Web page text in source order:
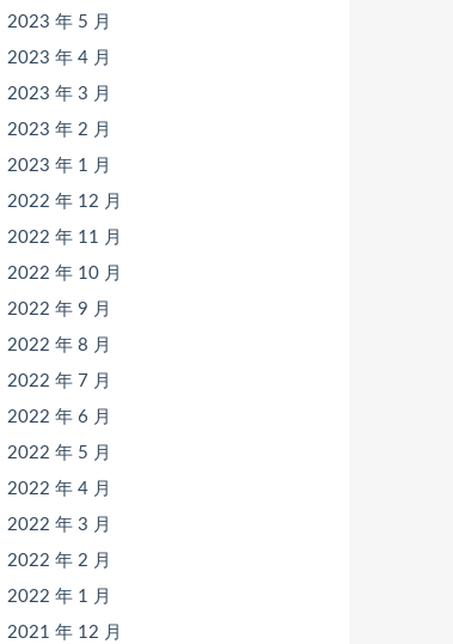
2023 年 5 月
2023 年 4 月
2023 年 3 月
2023 年 2 月
2023 年 1 月
2022 年 12 月
2022 年 11 月
2022 年 10 月
2022 年 9 月
2022 年 8 月
2022 年 7 月
2022 年 6 月
2022 年 5 月
2022 年 4 月
2022 年 3 月
2022 年 2 月
2022 年 1 月
2021 年 12 月